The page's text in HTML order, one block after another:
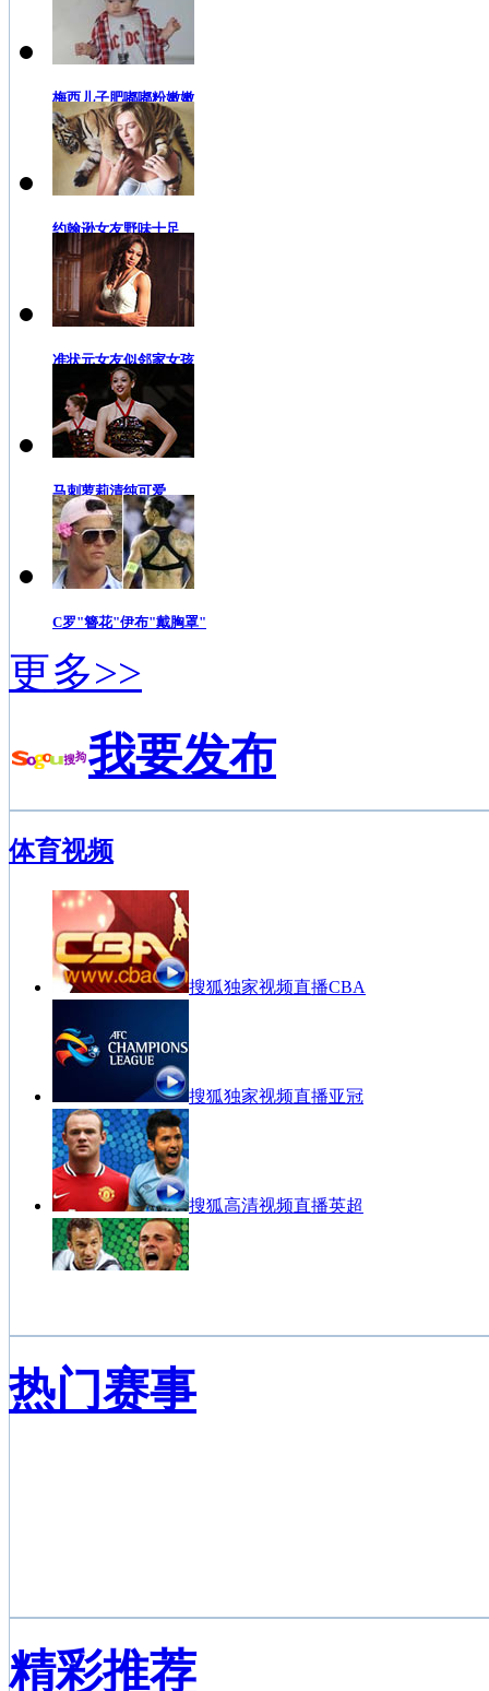
梅西儿子肥嘟嘟粉嫩嫩
约翰逊女友野味十足
准状元女友似邻家女孩
马刺萝莉清纯可爱
C罗"簪花"伊布"戴胸罩"
更多>>
我要发布
体育视频
搜狐独家视频直播CBA
搜狐独家视频直播亚冠
搜狐高清视频直播英超
热门赛事
精彩推荐